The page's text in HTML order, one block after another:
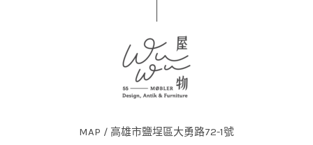
MAP / 高雄市鹽埕區大勇路72-1號